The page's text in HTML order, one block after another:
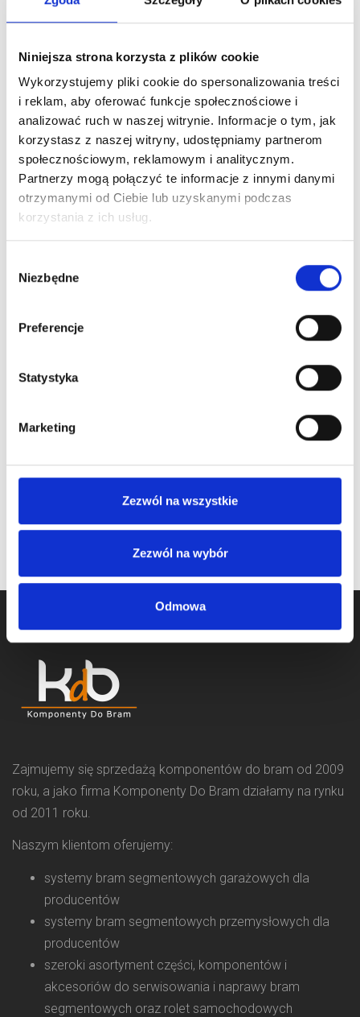
Niniejsza strona korzysta z plików cookie
Wykorzystujemy pliki cookie do spersonalizowania treści
i reklam, aby oferować funkcje społecznościowe i
analizować ruch w naszej witrynie. Informacje o tym, jak
korzystasz z naszej witryny, udostępniamy partnerom
społecznościowym, reklamowym i analitycznym.
Partnerzy mogą połączyć te informacje z innymi danymi
otrzymanymi od Ciebie lub uzyskanymi podczas
korzystania z ich usług.
zgody
Niezbędne
Preferencje
Statystyka
Marketing
Zezwól na wszystkie
Zezwól na wybór
Odmowa
PODOBNE PRODUKTY
Nr Art.:
ocynkowana
850,00zł/ szt.
BRO 020
ocynkowana
50×5,0x3500mm
PRAWOSKRĘTNA
Cena detaliczna (brutto)
550,00zł/ szt.
Zajmujemy się sprzedażą komponentów do bram od 2009
roku, a jako firma Komponenty Do Bram działamy na rynku
od 2011 roku.
Naszym klientom oferujemy:
systemy bram segmentowych garażowych dla
producentów
systemy bram segmentowych przemysłowych dla
producentów
szeroki asortyment części, komponentów i
akcesoriów do serwisowania i naprawy bram
segmentowych oraz rolet samochodowych